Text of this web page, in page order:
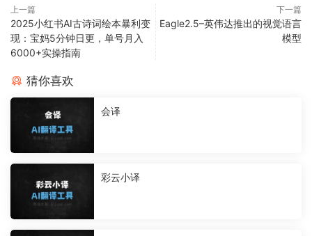
上一篇
2025小红书AI古诗词绘本暴利变
现：宝妈5分钟日更，单号月入
6000+实操指南
下一篇
Eagle2.5–英伟达推出的视觉语言
模型
猜你喜欢
会译
彩云小译